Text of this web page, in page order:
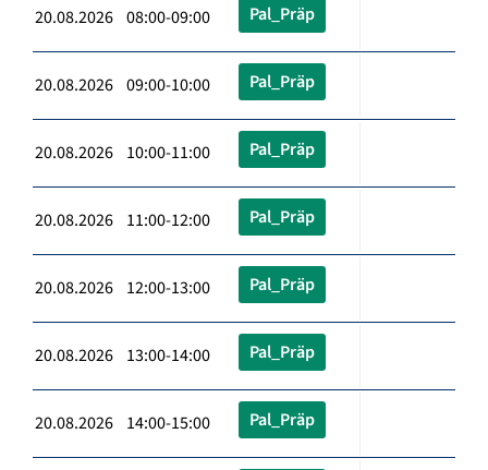
20.08.2026 08:00-09:00 Pal_Präp
20.08.2026 09:00-10:00 Pal_Präp
20.08.2026 10:00-11:00 Pal_Präp
20.08.2026 11:00-12:00 Pal_Präp
20.08.2026 12:00-13:00 Pal_Präp
20.08.2026 13:00-14:00 Pal_Präp
20.08.2026 14:00-15:00 Pal_Präp